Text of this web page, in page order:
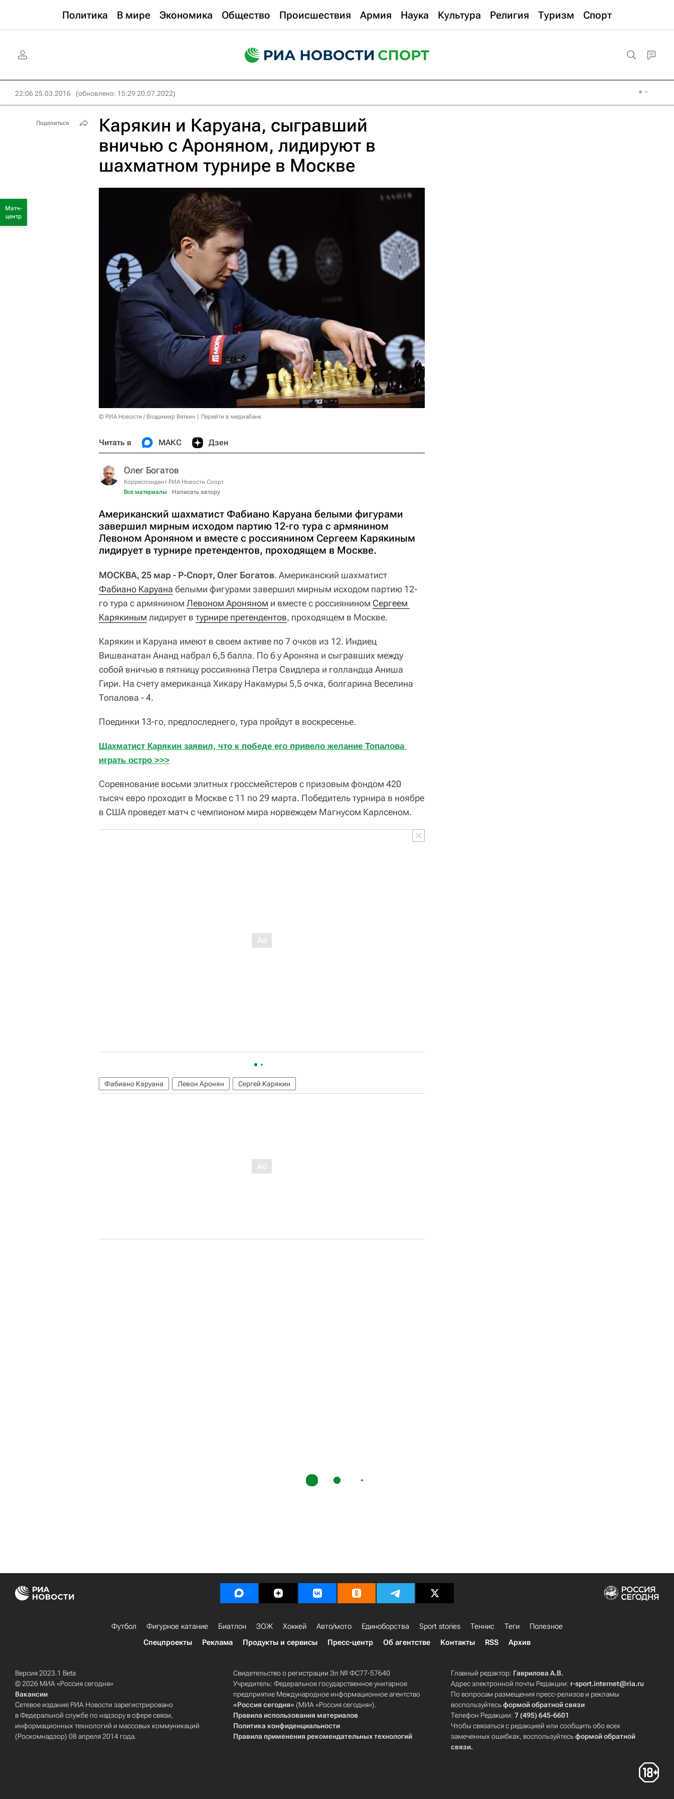
Политика В мире Экономика Общество Происшествия Армия Наука Культура Религия Туризм Спорт
22:06 25.03.2016 (обновлено: 15:29 20.07.2022)
Карякин и Каруана, сыгравший
вничью с Ароняном, лидируют в
шахматном турнире в Москве
© РИА Новости / Владимир Вяткин Перейти в медиабанк
Читать в МАКС Дзен
Олег Богатов
Корреспондент РИА Новости Спорт
Все материалы
Написать автору
Американский шахматист Фабиано Каруана белыми фигурами
завершил мирным исходом партию 12-го тура с армянином
Левоном Ароняном и вместе с россиянином Сергеем Карякиным
лидирует в турнире претендентов, проходящем в Москве.
МОСКВА, 25 мар - Р-Спорт, Олег Богатов. Американский шахматист
Фабиано Каруана белыми фигурами завершил мирным исходом партию 12-
го тура с армянином Левоном Ароняном и вместе с россиянином Сергеем
Карякиным лидирует в турнире претендентов, проходящем в Москве.
Карякин и Каруана имеют в своем активе по 7 очков из 12. Индиец
Вишванатан Ананд набрал 6,5 балла. По 6 у Ароняна и сыгравших между
собой вничью в пятницу россиянина Петра Свидлера и голландца Аниша
Гири. На счету американца Хикару Накамуры 5,5 очка, болгарина Веселина
Топалова - 4.
Поединки 13-го, предпоследнего, тура пройдут в воскресенье.
Шахматист Карякин заявил, что к победе его привело желание Топалова
играть остро >>>
Соревнование восьми элитных гроссмейстеров с призовым фондом 420
тысяч евро проходит в Москве с 11 по 29 марта. Победитель турнира в ноябре
в США проведет матч с чемпионом мира норвежцем Магнусом Карлсеном.
Фабиано Каруана Левон Аронян Сергей Карякин
Поделиться
Матч-
центр
Футбол Фигурное катание Биатлон ЗОЖ Хоккей Авто/мото Единоборства Sport stories Теннис Теги
Полезное
Спецпроекты
Реклама Продукты и сервисы Пресс-центр Об агентстве Контакты RSS Архив
Версия 2023.1 Beta
© 2026 МИА «Россия сегодня»
Вакансии
Сетевое издание РИА Новости зарегистрировано
в Федеральной службе по надзору в сфере связи,
информационных технологий и массовых коммуникаций
(Роскомнадзор) 08 апреля 2014 года.
Свидетельство о регистрации Эл № ФС77-57640
Учредитель: Федеральное государственное унитарное
предприятие Международное информационное агентство
«Россия сегодня» (МИА «Россия сегодня»).
Правила использования материалов
Политика конфиденциальности
Правила применения рекомендательных технологий
Главный редактор: Гаврилова А.В.
Адрес электронной почты Редакции: r-sport.internet@ria.ru
По вопросам размещения пресс-релизов и рекламы
воспользуйтесьформой обратной связи
Телефон Редакции:7 (495) 645-6601
Чтобы связаться с редакцией или сообщить обо всех
замеченных ошибках, воспользуйтесьформой обратной
связи.